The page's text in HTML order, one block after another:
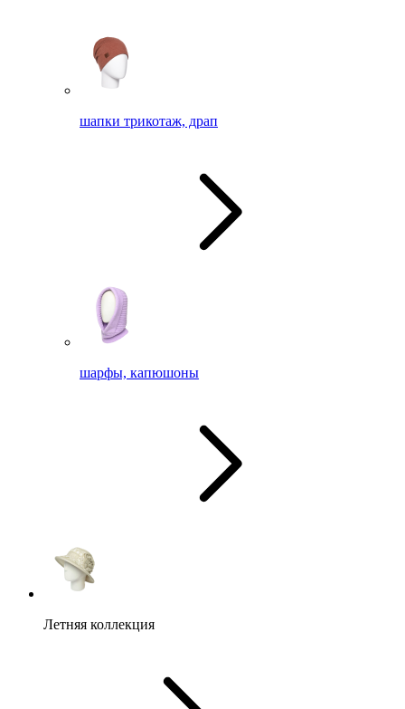
шапки трикотаж, драп
шарфы, капюшоны
Летняя коллекция